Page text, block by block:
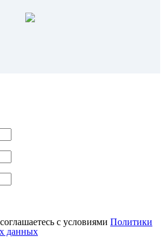
с условиями Политики
данных